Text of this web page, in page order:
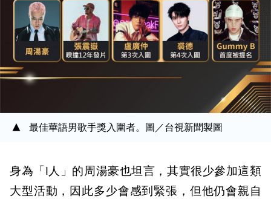
最佳華語男歌手獎入圍者。圖／台視新聞製圖
身為「I人」的周湯豪也坦言，其實很少參加這類
大型活動，因此多少會感到緊張，但他仍會親自